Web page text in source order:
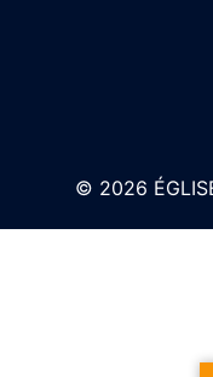
© 2026